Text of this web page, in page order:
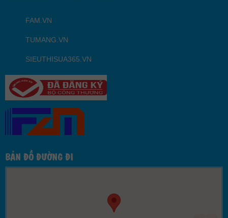
FAM.VN
TUMANG.VN
SIEUTHISUA365.VN
BẢN ĐỒ ĐƯỜNG ĐI